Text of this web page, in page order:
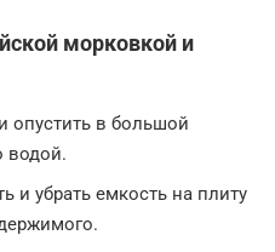
морковкой и
опустить в большой
водой.
и убрать емкость на плиту